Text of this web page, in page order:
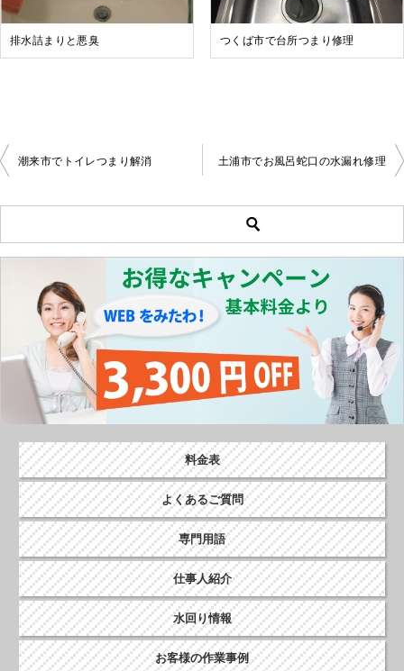
排水詰まりと悪臭 つくば市で台所つまり修理
投
稿
ビ
ゲ
ー
シ
ョ
ン
潮来市でトイレつまり解消 土浦市でお風呂蛇口の水漏れ修理
料金表
よくあるご質問
専門用語
仕事人紹介
水回り情報
お客様の作業事例